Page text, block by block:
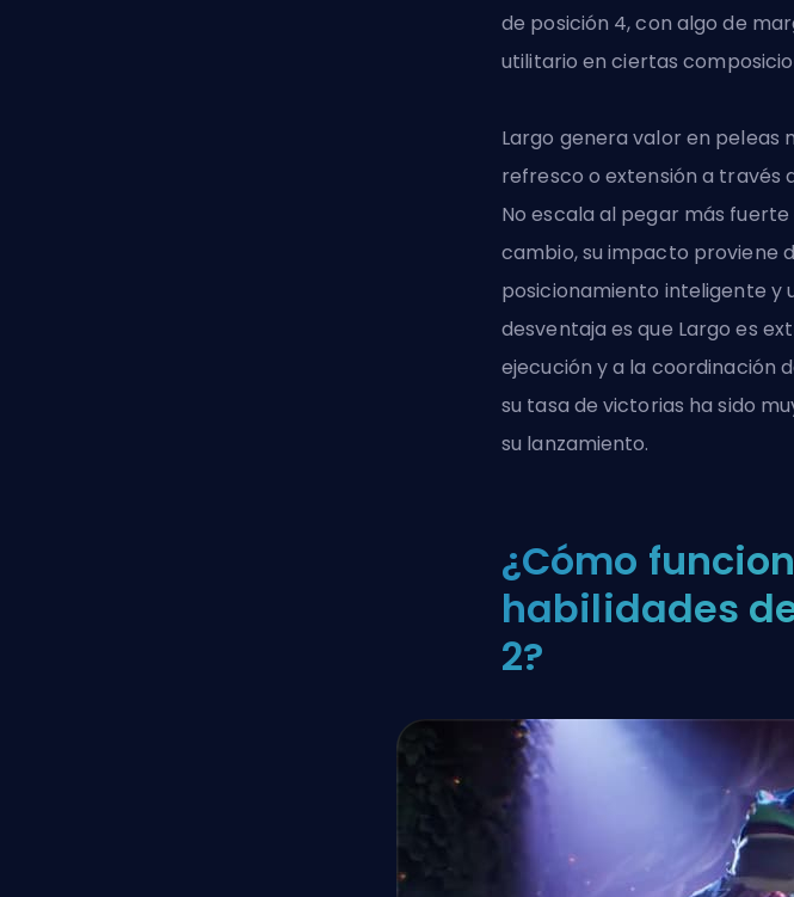
de posición 4, con algo de
utilitario en ciertas
Largo genera valor en peleas
refresco o extensión a través
No escala al pegar más
cambio, su impacto proviene
posicionamiento inteligente y
desventaja es que Largo es
ejecución y a la coordinación
su tasa de victorias ha sido
su lanzamiento.
¿Cómo
habilidades
2?